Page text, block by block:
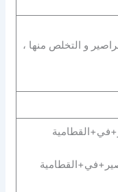
و التخلص منها ،